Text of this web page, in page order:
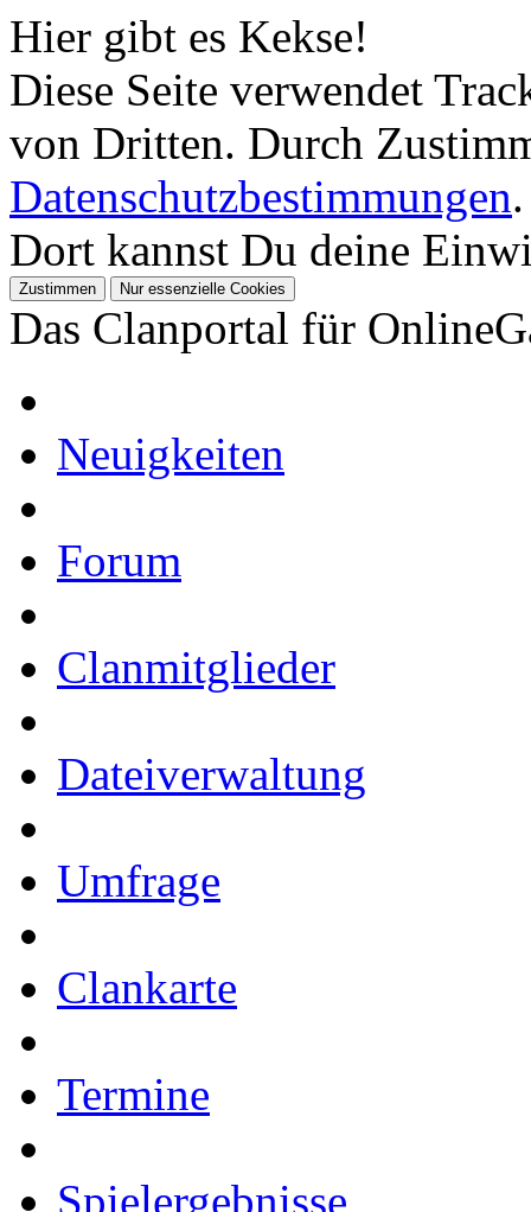
Hier gibt es Kekse!
Diese Seite verwendet
von Dritten. Durch
Datenschutzbestimmungen.
Dort kannst Du deine
Das Clanportal für
Neuigkeiten
Forum
Clanmitglieder
Dateiverwaltung
Umfrage
Clankarte
Termine
Spielergebnisse